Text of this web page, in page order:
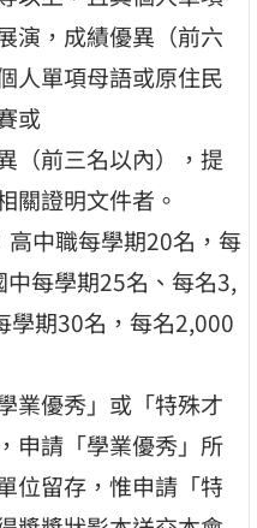
演，成績優異（前六
人單項母語或原住民
或
（前三名以內），提
關證明文件者。
高中職每學期20名，每
每學期25名、每名3,
學期30名，每名2,000
業優秀」或「特殊才
申請「學業優秀」所
位留存，惟申請「特